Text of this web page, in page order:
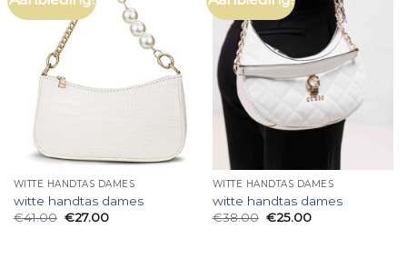
WITTE HANDTAS DAMES
witte handtas dames
€41.00 €27.00
WITTE HANDTAS DAMES
witte handtas dames
€38.00 €25.00